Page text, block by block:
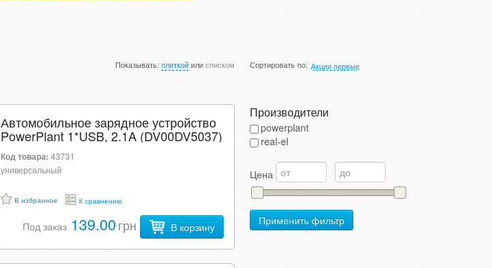
Показывать: плиткойилисписком Сортировать по: Акции первые
Автомобильное зарядное устройство
PowerPlant 1*USB, 2.1A (DV00DV5037)
U0105919
Код товара: 43731
универсальный
В избранное К сравнению
Под заказ139.00грн В корзину
Производители
powerplant
real-el
Цена
Применить фильтр